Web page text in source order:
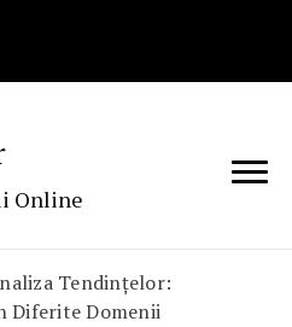
Online
Tendințelor:
Diferite Domenii